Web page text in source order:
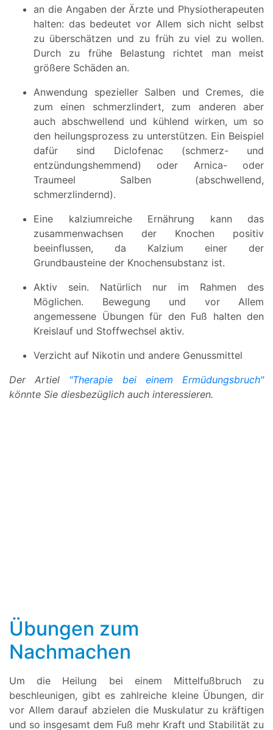
an die Angaben der Ärzte und Physiotherapeuten
halten: das bedeutet vor Allem sich nicht selbst
zu überschätzen und zu früh zu viel zu wollen.
Durch zu frühe Belastung richtet man meist
größere Schäden an.
Anwendung spezieller Salben und Cremes, die
zum einen schmerzlindert, zum anderen aber
auch abschwellend und kühlend wirken, um so
den heilungsprozess zu unterstützen. Ein Beispiel
dafür sind Diclofenac (schmerz- und
entzündungshemmend) oder Arnica- oder
Traumeel Salben (abschwellend,
schmerzlindernd).
Eine kalziumreiche Ernährung kann das
zusammenwachsen der Knochen positiv
beeinflussen, da Kalzium einer der
Grundbausteine der Knochensubstanz ist.
Aktiv sein. Natürlich nur im Rahmen des
Möglichen. Bewegung und vor Allem
angemessene Übungen für den Fuß halten den
Kreislauf und Stoffwechsel aktiv.
Verzicht auf Nikotin und andere Genussmittel
Der Artiel "Therapie bei einem Ermüdungsbruch"
könnte Sie diesbezüglich auch interessieren.
Übungen zum
Nachmachen
Um die Heilung bei einem Mittelfußbruch zu
beschleunigen, gibt es zahlreiche kleine Übungen, dir
vor Allem darauf abzielen die Muskulatur zu kräftigen
und so insgesamt dem Fuß mehr Kraft und Stabilität zu